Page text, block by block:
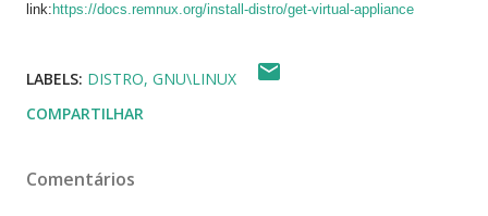
link: https://docs.remnux.org/install-distro/get-virtual-appliance
LABELS: DISTRO GNU\LINUX
COMPARTILHAR
Comentários